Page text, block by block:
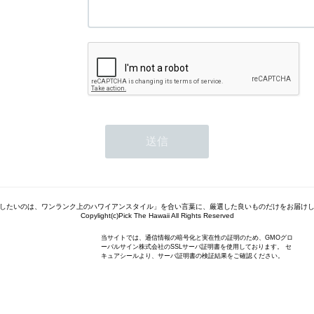
たいのは、ワンランク上のハワイアンスタイル」を合い言葉に、厳選した良いものだけをお届け
Copylight(c)Pick The Hawaii All Rights Reserved
当サイトでは、通信情報の暗号化と実在性の証明のため、GMOグロ
ーバルサイン株式会社のSSLサーバ証明書を使用しております。 セ
キュアシールより、サーバ証明書の検証結果をご確認ください。